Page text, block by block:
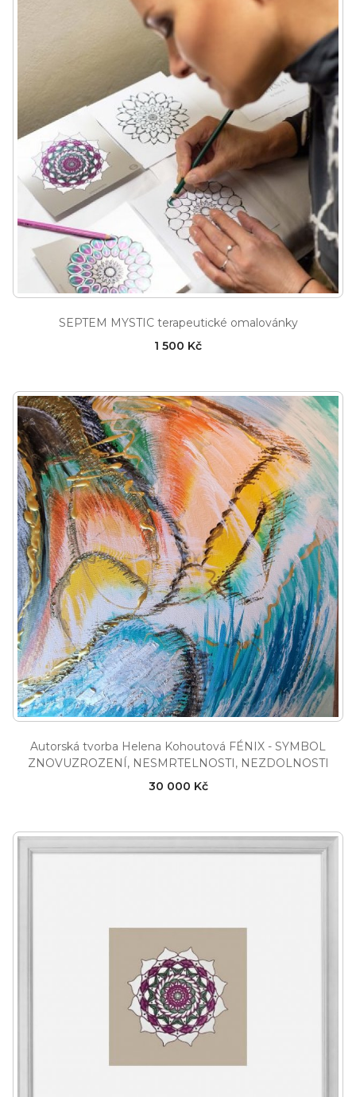
SEPTEM MYSTIC terapeutické omalovánky
1 500 Kč
Autorská tvorba Helena Kohoutová FÉNIX - SYMBOL
ZNOVUZROZENÍ, NESMRTELNOSTI, NEZDOLNOSTI
30 000 Kč